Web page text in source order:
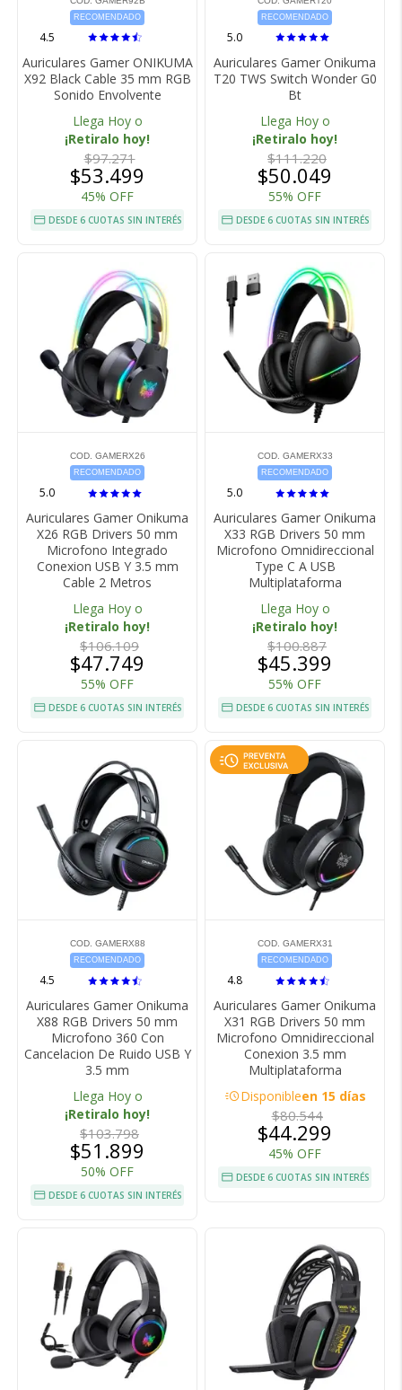
RECOMENDADO
4.5
Auriculares Gamer ONIKUMA
X92 Black Cable 35 mm RGB
Sonido Envolvente
Llega Hoy o
¡Retiralo hoy!
$97.271
$53.499
45% OFF
DESDE 6 CUOTAS SIN INTERÉS
RECOMENDADO
5.0
Auriculares Gamer Onikuma
T20 TWS Switch Wonder G0
Bt
Llega Hoy o
¡Retiralo hoy!
$111.220
$50.049
55% OFF
DESDE 6 CUOTAS SIN INTERÉS
COD. GAMERX26
RECOMENDADO
5.0
Auriculares Gamer Onikuma
X26 RGB Drivers 50 mm
Microfono Integrado
Conexion USB Y 3.5 mm
Cable 2 Metros
Llega Hoy o
¡Retiralo hoy!
$106.109
$47.749
55% OFF
DESDE 6 CUOTAS SIN INTERÉS
COD. GAMERX33
RECOMENDADO
5.0
Auriculares Gamer Onikuma
X33 RGB Drivers 50 mm
Microfono Omnidireccional
Type C A USB
Multiplataforma
Llega Hoy o
¡Retiralo hoy!
$100.887
$45.399
55% OFF
DESDE 6 CUOTAS SIN INTERÉS
COD. GAMERX88
RECOMENDADO
4.5
Auriculares Gamer Onikuma
X88 RGB Drivers 50 mm
Microfono 360 Con
Cancelacion De Ruido USB Y
3.5 mm
Llega Hoy o
¡Retiralo hoy!
$103.798
$51.899
50% OFF
DESDE 6 CUOTAS SIN INTERÉS
COD. GAMERX31
RECOMENDADO
4.8
Auriculares Gamer Onikuma
X31 RGB Drivers 50 mm
Microfono Omnidireccional
Conexion 3.5 mm
Multiplataforma
acuteDisponibleen 15 días
$80.544
$44.299
45% OFF
DESDE 6 CUOTAS SIN INTERÉS